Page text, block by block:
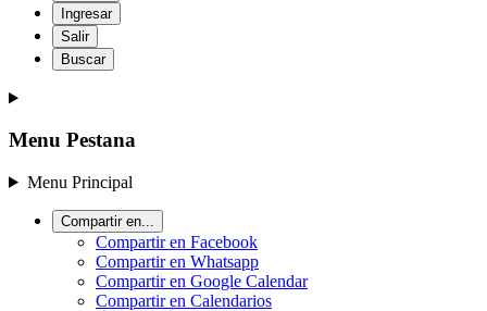
Ingresar
Salir
Buscar
Menu Pestana
Menu Principal
Compartir en...
Compartir en Facebook
Compartir en Whatsapp
Compartir en Google Calendar
Compartir en Calendarios